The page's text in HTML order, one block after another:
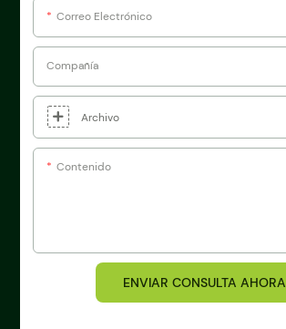
Correo Electrónico
Compañía
Archivo
Contenido
ENVIAR CONSULTA AHORA